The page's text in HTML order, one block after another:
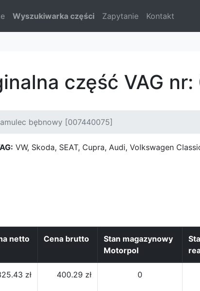
Wyszukiwarka części Zapytanie Kontakt
część VAG
bębnowy [007440075]
VW, Skoda, SEAT, Cupra, Audi, Volkswagen
netto Cena brutto
Stan magazynowy
Motorpol
zł 400.29 zł 0